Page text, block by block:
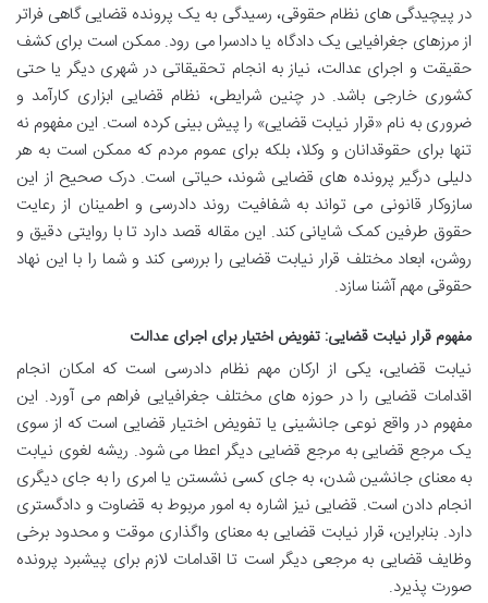
در پیچیدگی های نظام حقوقی، رسیدگی به یک پرونده قضایی گاهی فراتر
از مرزهای جغرافیایی یک دادگاه یا دادسرا می رود. ممکن است برای کشف
حقیقت و اجرای عدالت، نیاز به انجام تحقیقاتی در شهری دیگر یا حتی
کشوری خارجی باشد. در چنین شرایطی، نظام قضایی ابزاری کارآمد و
ضروری به نام «قرار نیابت قضایی» را پیش بینی کرده است. این مفهوم نه
تنها برای حقوقدانان و وکلا، بلکه برای عموم مردم که ممکن است به هر
دلیلی درگیر پرونده های قضایی شوند، حیاتی است. درک صحیح از این
سازوکار قانونی می تواند به شفافیت روند دادرسی و اطمینان از رعایت
حقوق طرفین کمک شایانی کند. این مقاله قصد دارد تا با روایتی دقیق و
روشن، ابعاد مختلف قرار نیابت قضایی را بررسی کند و شما را با این نهاد
حقوقی مهم آشنا سازد.
مفهوم قرار نیابت قضایی: تفویض اختیار برای اجرای عدالت
نیابت قضایی، یکی از ارکان مهم نظام دادرسی است که امکان انجام
اقدامات قضایی را در حوزه های مختلف جغرافیایی فراهم می آورد. این
مفهوم در واقع نوعی جانشینی یا تفویض اختیار قضایی است که از سوی
یک مرجع قضایی به مرجع قضایی دیگر اعطا می شود. ریشه لغوی نیابت
به معنای جانشین شدن، به جای کسی نشستن یا امری را به جای دیگری
انجام دادن است. قضایی نیز اشاره به امور مربوط به قضاوت و دادگستری
دارد. بنابراین، قرار نیابت قضایی به معنای واگذاری موقت و محدود برخی
وظایف قضایی به مرجعی دیگر است تا اقدامات لازم برای پیشبرد پرونده
صورت پذیرد.